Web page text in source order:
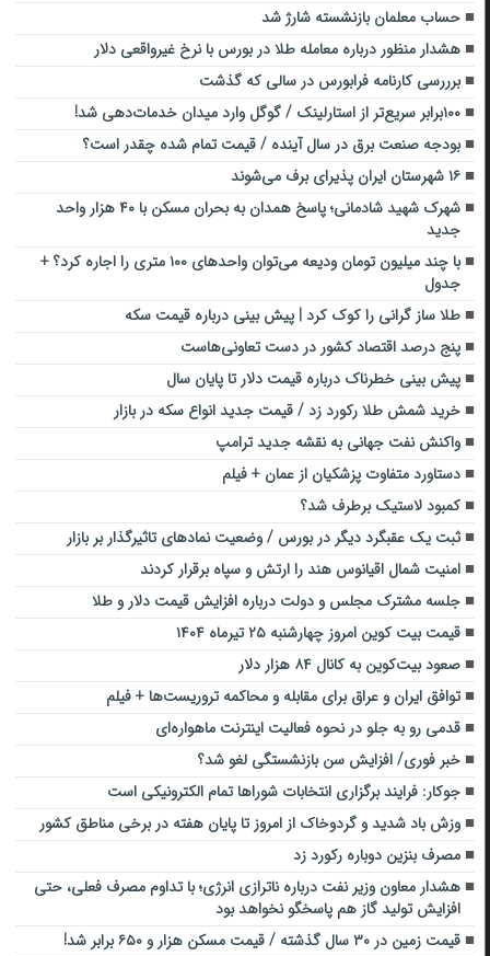
حساب معلمان بازنشسته شارژ شد
هشدار منظور درباره معامله طلا در بورس با نرخ غیرواقعی دلار
برررسی کارنامه فرابورس در سالی که گذشت
۱۰۰برابر سریع‌تر از استارلینک / گوگل وارد میدان خدمات‌دهی شد!
بودجه صنعت برق در سال آینده / قیمت تمام شده چقدر است؟
۱۶ شهرستان ایران پذیرای برف می‌شوند
شهرک شهید شادمانی؛ پاسخ همدان به بحران مسکن با ۴۰ هزار واحد
جدید
با چند میلیون تومان ودیعه می‌توان واحدهای ۱۰۰ متری را اجاره کرد؟ +
جدول
طلا ساز گرانی را کوک کرد | پیش بینی درباره قیمت سکه
پنج درصد اقتصاد کشور در دست تعاونی‌هاست
پیش بینی خطرناک درباره قیمت دلار تا پایان سال
خرید شمش طلا رکورد زد / قیمت جدید انواع سکه در بازار
واکنش نفت جهانی به نقشه جدید ترامپ
دستاورد متفاوت پزشکیان از عمان + فیلم
کمبود لاستیک برطرف شد؟
ثبت یک عقبگرد دیگر در بورس / وضعیت نمادهای تاثیرگذار بر بازار
امنیت شمال اقیانوس هند را ارتش و سپاه ‌برقرار کردند
جلسه مشترک مجلس و دولت درباره افزایش قیمت دلار و طلا
قیمت بیت کوین امروز چهارشنبه ۲۵ تیرماه ۱۴۰۴
صعود بیت‌کوین به کانال ۸۴ هزار دلار
توافق ایران و عراق برای مقابله و محاکمه تروریست‌ها + فیلم
قدمی رو به جلو در نحوه فعالیت اینترنت ماهواره‌ای
خبر فوری/ افزایش سن بازنشستگی لغو شد؟
جوکار: فرایند برگزاری انتخابات شوراها تمام الکترونیکی است
وزش باد شدید و گردوخاک از امروز تا پایان هفته در برخی مناطق کشور
مصرف بنزین دوباره رکورد زد
هشدار معاون وزیر نفت درباره ناترازی انرژی؛ با تداوم مصرف فعلی، حتی
افزایش تولید گاز هم پاسخگو نخواهد بود
قیمت زمین در ۳۰ سال گذشته / قیمت مسکن هزار و ۶۵۰ برابر شد!